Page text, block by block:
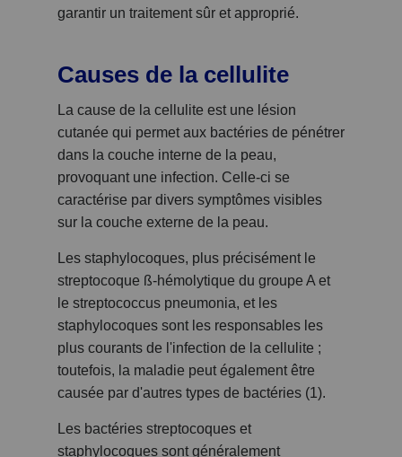
garantir un traitement sûr et approprié.
Causes de la cellulite
La cause de la cellulite est une lésion
cutanée qui permet aux bactéries de pénétrer
dans la couche interne de la peau,
provoquant une infection. Celle-ci se
caractérise par divers symptômes visibles
sur la couche externe de la peau.
Les staphylocoques, plus précisément le
streptocoque ß-hémolytique du groupe A et
le streptococcus pneumonia, et les
staphylocoques sont les responsables les
plus courants de l'infection de la cellulite ;
toutefois, la maladie peut également être
causée par d'autres types de bactéries (1).
Les bactéries streptocoques et
staphylocoques sont généralement